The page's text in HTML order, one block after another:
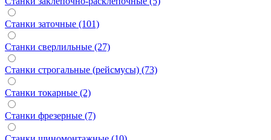
Станки заточные (101)
Станки сверлильные (27)
Станки строгальные (рейсмусы) (73)
Станки токарные (2)
Станки фрезерные (7)